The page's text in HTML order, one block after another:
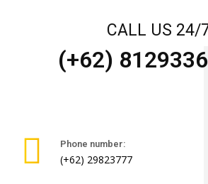
CALL US 24/
(+62)
Phone number:
(+62) 29823777